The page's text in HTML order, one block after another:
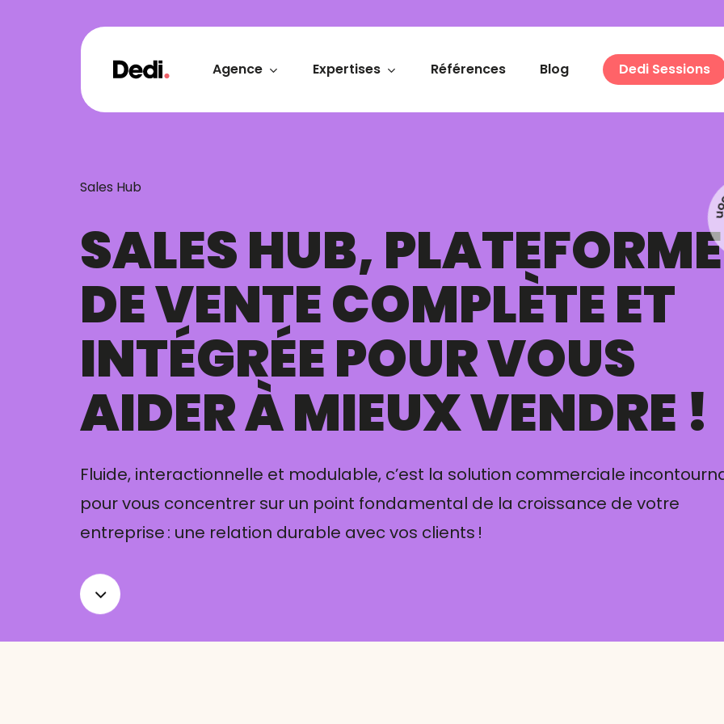
Agence Expertises Références Blog Dedi Sessions
Sales Hub
SALES HUB, PLATEFORME
DE VENTE COMPLÈTE ET
INTÉGRÉE POUR VOUS
AIDER À MIEUX VENDRE !
Fluide, interactionnelle et modulable, c’est la solution commerciale
pour vous concentrer sur un point fondamental de la croissance de votre
entreprise : une relation durable avec vos clients !
Navigate
to